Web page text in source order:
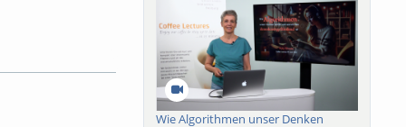
by
Wie Algorithmen unser Denken